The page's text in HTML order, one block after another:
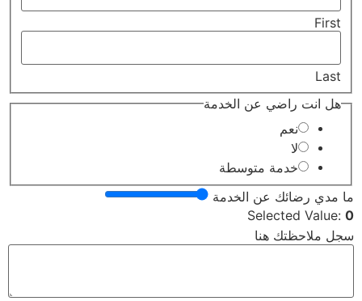
First
Last
عن
هل
رضائك
هل انت راضي عن الخدمة
نعم
لا
خدمة متوسطة
ما مدي رضائك عن الخدمة
Selected Value: 0
سجل ملاحظتك هنا